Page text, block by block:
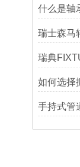
瑞士森马
如何选择
手持式管